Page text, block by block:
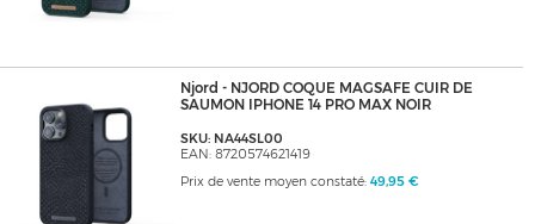
Njord - NJORD COQUE MAGSAFE CUIR DE
SAUMON IPHONE 14 PRO MAX NOIR
SKU: NA44SL00
EAN: 8720574621419
Prix de vente moyen constaté: 49,95 €